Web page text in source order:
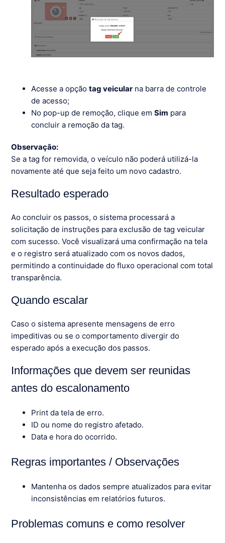
Acesse a opçãotag veicular na barra de controle
de acesso;
No pop-up de remoção, clique emSim para
concluir a remoção da tag.
Observação:
Se a tag for removida, o veículo não poderá utilizá-la
novamente até que seja feito um novo cadastro.
Resultado esperado
Ao concluir os passos, o sistema processará a
solicitação de instruções para exclusão de tag veicular
com sucesso. Você visualizará uma confirmação na tela
e o registro será atualizado com os novos dados,
permitindo a continuidade do fluxo operacional com total
transparência.
Quando escalar
Caso o sistema apresente mensagens de erro
impeditivas ou se o comportamento divergir do
esperado após a execução dos passos.
Informações que devem ser reunidas
antes do escalonamento
Print da tela de erro.
ID ou nome do registro afetado.
Data e hora do ocorrido.
Regras importantes / Observações
Mantenha os dados sempre atualizados para evitar
inconsistências em relatórios futuros.
Problemas comuns e como resolver